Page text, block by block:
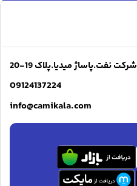
نفت.پاساژ میدیا.پلاک 19-20
09124137224
info@camikala.com